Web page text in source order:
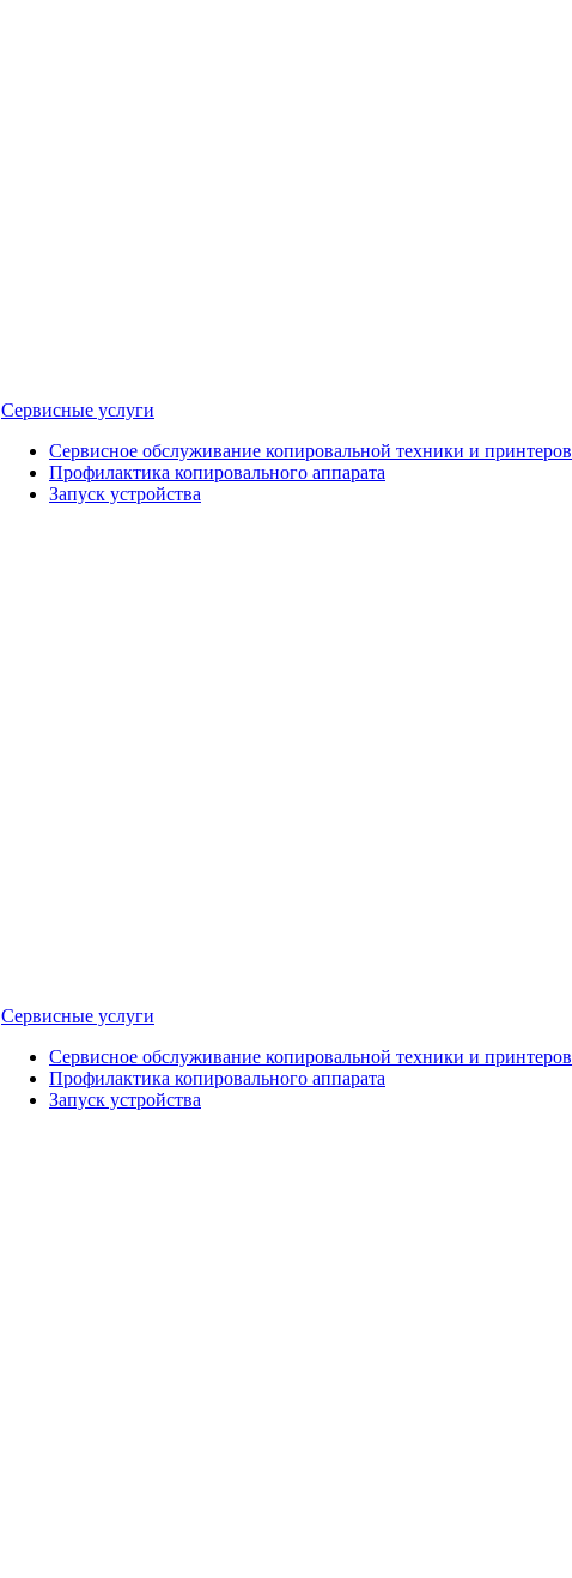
Сервисные услуги
Сервисное обслуживание копировальной техники и принтеров
Профилактика копировального аппарата
Запуск устройства
Сервисные услуги
Сервисное обслуживание копировальной техники и принтеров
Профилактика копировального аппарата
Запуск устройства